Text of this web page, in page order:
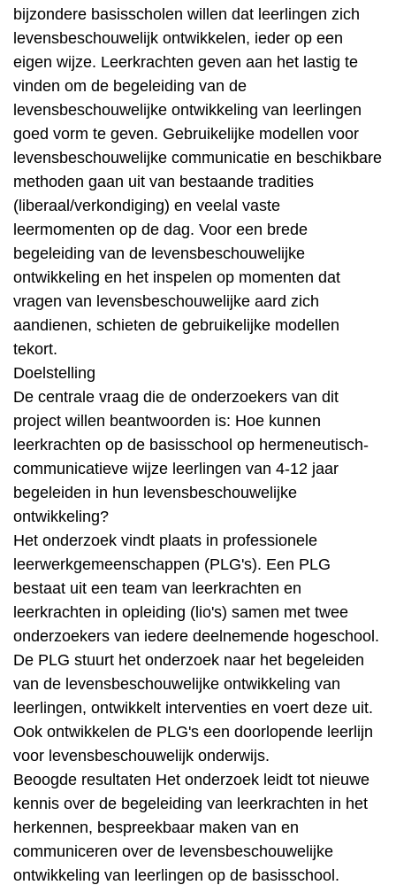
bijzondere basisscholen willen dat leerlingen zich
levensbeschouwelijk ontwikkelen, ieder op een
eigen wijze. Leerkrachten geven aan het lastig te
vinden om de begeleiding van de
levensbeschouwelijke ontwikkeling van leerlingen
goed vorm te geven. Gebruikelijke modellen voor
levensbeschouwelijke communicatie en beschikbare
methoden gaan uit van bestaande tradities
(liberaal/verkondiging) en veelal vaste
leermomenten op de dag. Voor een brede
begeleiding van de levensbeschouwelijke
ontwikkeling en het inspelen op momenten dat
vragen van levensbeschouwelijke aard zich
aandienen, schieten de gebruikelijke modellen
tekort.
Doelstelling
De centrale vraag die de onderzoekers van dit
project willen beantwoorden is: Hoe kunnen
leerkrachten op de basisschool op hermeneutisch-
communicatieve wijze leerlingen van 4-12 jaar
begeleiden in hun levensbeschouwelijke
ontwikkeling?
Het onderzoek vindt plaats in professionele
leerwerkgemeenschappen (PLG's). Een PLG
bestaat uit een team van leerkrachten en
leerkrachten in opleiding (lio's) samen met twee
onderzoekers van iedere deelnemende hogeschool.
De PLG stuurt het onderzoek naar het begeleiden
van de levensbeschouwelijke ontwikkeling van
leerlingen, ontwikkelt interventies en voert deze uit.
Ook ontwikkelen de PLG's een doorlopende leerlijn
voor levensbeschouwelijk onderwijs.
Beoogde resultaten Het onderzoek leidt tot nieuwe
kennis over de begeleiding van leerkrachten in het
herkennen, bespreekbaar maken van en
communiceren over de levensbeschouwelijke
ontwikkeling van leerlingen op de basisschool.